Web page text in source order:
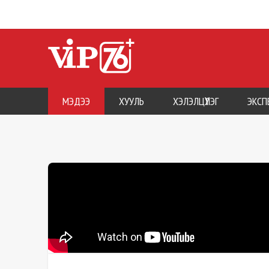
МЭДЭЭ ХУУЛЬ ХЭЛЭЛЦҮҮЛЭГ